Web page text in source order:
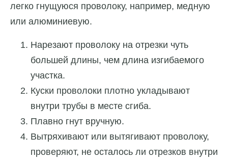
легко гнущуюся проволоку, например, медную
или алюминиевую.
Нарезают проволоку на отрезки чуть
большей длины, чем длина изгибаемого
участка.
Куски проволоки плотно укладывают
внутри трубы в месте сгиба.
Плавно гнут вручную.
Вытряхивают или вытягивают проволоку,
проверяют, не осталось ли отрезков внутри